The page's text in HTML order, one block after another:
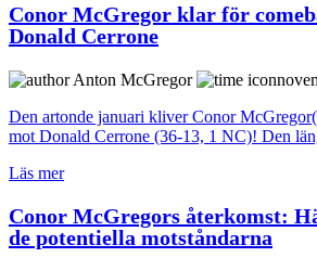
Conor McGregor klar för
Donald Cerrone
Anton McGregor
Den artonde januari kliver Conor
mot Donald Cerrone (36-13, 1 NC)! Den
Läs mer
Conor McGregors återkomst:
de potentiella motståndarna